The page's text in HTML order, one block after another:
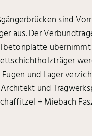
sind
aus. Der
und Lager
und
+ Miebach